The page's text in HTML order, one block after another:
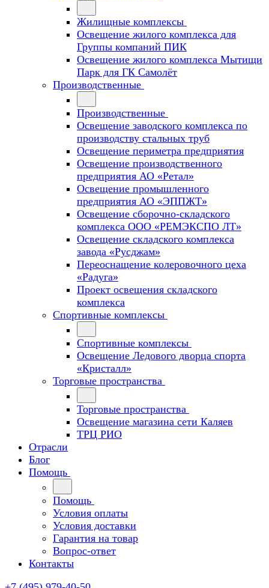
Жилищные комплексы
Освещение жилого комплекса для
Группы компаний ПИК
Освещение жилого комплекса Мытищи
Парк для ГК Самолёт
Производственные
Производственные
Освещение заводского комплекса по
производству стальных труб
Освещение периметра предприятия
Освещение производственного
предприятия АО «Ретал»
Освещение промышленного
предприятия АО «ЭППЖТ»
Освещение сборочно-складского
комплекса ООО «РЕМЭКСПО ЛТ»
Освещение складского комплекса
завода «Русджам»
Переоснащение колеровочного цеха
«Радуга»
Проект освещения складского
комплекса
Спортивные комплексы
Спортивные комплексы
Освещение Ледового дворца спорта
«Кристалл»
Торговые пространства
Торговые пространства
Освещение магазина сети Каляев
ТРЦ РИО
Отрасли
Блог
Помощь
Помощь
Условия оплаты
Условия доставки
Гарантия на товар
Вопрос-ответ
Контакты